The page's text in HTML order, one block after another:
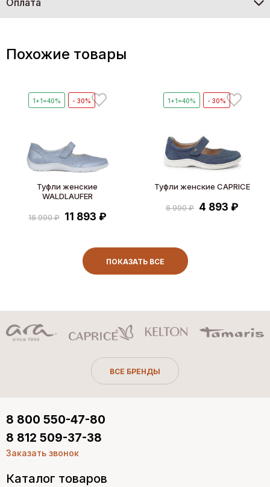
Похожие товары
1+1=40% - 30%
Туфли женские
WALDLAUFER
16 990 ₽ 11 893 ₽
1+1=40% - 30%
Туфли женские CAPRICE
6 990 ₽ 4 893 ₽
ПОКАЗАТЬ ВСЕ
ВСЕ БРЕНДЫ
Каталог товаров
8 800 550-47-80
8 812 509-37-38
Заказать звонок